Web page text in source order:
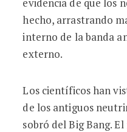
hecho, arrastrando
interno de la banda
externo.
Los científicos han
de los antiguos
sobró del Big Bang.